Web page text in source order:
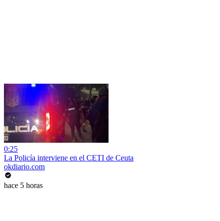
0:25
La Policía interviene en el CETI de Ceuta
okdiario.com
hace 5 horas